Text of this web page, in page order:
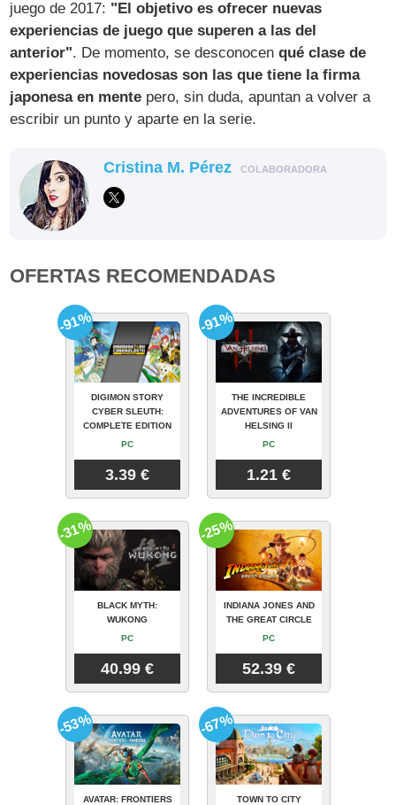
juego de 2017: "El objetivo es ofrecer nuevas
experiencias de juego que superen a las del
anterior". De momento, se desconocenqué clase de
experiencias novedosas son las que tiene la firma
japonesa en mente pero, sin duda, apuntan a volver a
escribir un punto y aparte en la serie.
Cristina M. Pérez COLABORADORA
OFERTAS RECOMENDADAS
DIGIMON STORY
CYBER SLEUTH:
COMPLETE EDITION
PC
3.39 €
-91%
THE INCREDIBLE
ADVENTURES OF VAN
HELSING II
PC
1.21 €
-91%
BLACK MYTH:
WUKONG
PC
40.99 €
-31%
INDIANA JONES AND
THE GREAT CIRCLE
PC
52.39 €
-25%
AVATAR: FRONTIERS
-53%
TOWN TO CITY
-67%